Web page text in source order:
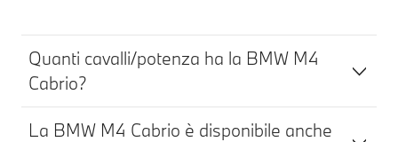
Quanti cavalli/potenza ha la BMW M4
Cabrio?
La BMW M4 Cabrio è disponibile anche